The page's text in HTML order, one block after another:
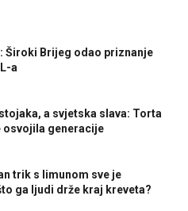
Široki Brijeg odao priznanje
a
a svjetska slava: Torta
osvojila generacije
trik s limunom sve je
ga ljudi drže kraj kreveta?